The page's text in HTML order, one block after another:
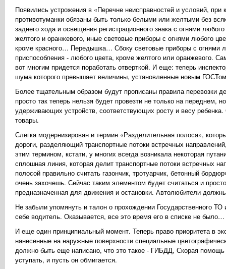
Появились устрожения в «Перечне неисправностей и условий,
противотуманки обязаны быть только белыми или желтыми без
заднего хода и освещения регистрационного знака с огнями
желтого и оранжевого, иные световые приборы с огнями любого
кроме красного… Передышка… Сбоку световые приборы с огнями
приспособления - любого цвета, кроме желтого или оранжевого.
вот многим придется поработать отверткой. И еще: теперь
шума которого превышает величины, установленные новым
Более тщательным образом будут прописаны правила перевозки
просто так теперь нельзя будет провезти не только на
удерживающих устройств, соответствующих росту и весу
товары.
Слегка модернизирован и термин «Разделительная полоса»,
дороги, разделяющий транспортные потоки встречных
этим термином, кстати, у многих всегда возникала некоторая
сплошная линия, которая делит транспортные потоки встречных
полосой правильно считать газончик, тротуарчик, бетонный
очень захочешь. Сейчас таким элементом будет считаться и
предназначенная для движения и остановки. Автолюбители
Не забыли упомянуть и талон о прохождении Государственного
себе водитель. Оказывается, все это время его в списке не было…
И еще один принципиальный момент. Теперь право приоритета в
нанесенные на наружные поверхности специальные
должно быть еще написано, что это такое - ГИБДД, Скорая
уступать, и пусть он обмигается.